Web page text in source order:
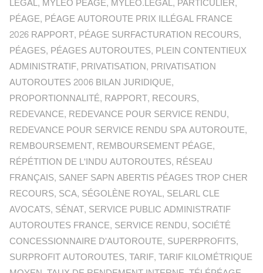
LEGAL, MYLEO PÉAGE, MYLEO.LEGAL, PARTICULIER,
PÉAGE, PÉAGE AUTOROUTE PRIX ILLÉGAL FRANCE
2026 RAPPORT, PÉAGE SURFACTURATION RECOURS,
PÉAGES, PÉAGES AUTOROUTES, PLEIN CONTENTIEUX
ADMINISTRATIF, PRIVATISATION, PRIVATISATION
AUTOROUTES 2006 BILAN JURIDIQUE,
PROPORTIONNALITÉ, RAPPORT, RECOURS,
REDEVANCE, REDEVANCE POUR SERVICE RENDU,
REDEVANCE POUR SERVICE RENDU SPA AUTOROUTE,
REMBOURSEMENT, REMBOURSEMENT PÉAGE,
RÉPÉTITION DE L'INDU AUTOROUTES, RÉSEAU
FRANÇAIS, SANEF SAPN ABERTIS PÉAGES TROP CHER
RECOURS, SCA, SÉGOLÈNE ROYAL, SELARL CLE
AVOCATS, SÉNAT, SERVICE PUBLIC ADMINISTRATIF
AUTOROUTES FRANCE, SERVICE RENDU, SOCIÉTÉ
CONCESSIONNAIRE D'AUTOROUTE, SUPERPROFITS,
SURPROFIT AUTOROUTES,TARIF,TARIF KILOMÉTRIQUE